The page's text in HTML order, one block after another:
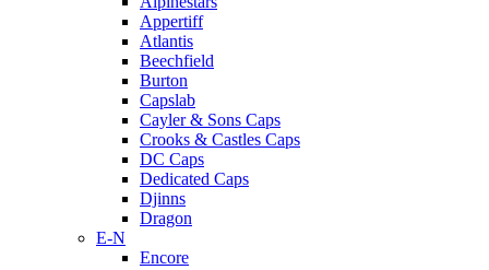
Appertiff
Atlantis
Beechfield
Burton
Capslab
Cayler & Sons Caps
Crooks & Castles Caps
DC Caps
Dedicated Caps
Djinns
Dragon
E-N
Encore